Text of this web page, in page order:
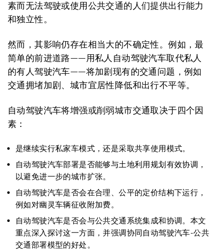
素而无法驾驶或使用公共交通的人们提供出行能力
和独立性。
然而，其影响仍存在相当大的不确定性。例如，最
简单的前进道路——用私人自动驾驶汽车取代私人
的有人驾驶汽车——将加剧现有的交通问题，例如
交通拥堵加剧、城市宜居性降低和出行不平等。
自动驾驶汽车将增强或削弱城市交通取决于四个因
素：
是继续实行私家车模式，还是采取共享使用模式。
自动驾驶汽车部署是否能够与土地利用规划有效协调，
以避免进一步的城市扩张。
自动驾驶汽车是否会在合理、公平的定价结构下运行，
例如对幽灵车辆征收附加费。
自动驾驶汽车是否​​会与公共交通系统集成和协调。本文
重点深入探讨这一方面，并​​强调协同自动驾驶汽车-公共
交通部署模型的好处。